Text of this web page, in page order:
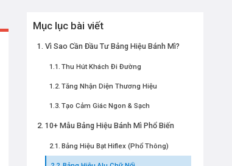
Mục lục bài viết
Vì Sao Cần Đầu Tư Bảng Hiệu Bánh Mì?
Thu Hút Khách Đi Đường
Tăng Nhận Diện Thương Hiệu
Tạo Cảm Giác Ngon & Sạch
10+ Mẫu Bảng Hiệu Bánh Mì Phổ Biến
Bảng Hiệu Bạt Hiflex (Phổ Thông)